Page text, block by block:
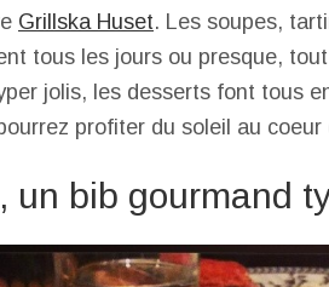
Grillska Huset. Les soupes,
tous les jours ou presque,
jolis, les desserts font tous
profiter du soleil au coeur
un bib gourmand